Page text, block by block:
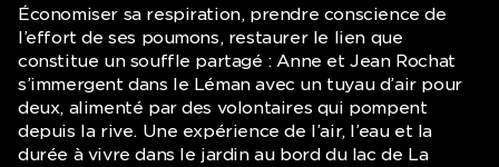
Économiser sa respiration, prendre conscience de
l’effort de ses poumons, restaurer le lien que
constitue un souffle partagé : Anne et Jean Rochat
s’immergent dans le Léman avec un tuyau d’air pour
deux, alimenté par des volontaires qui pompent
depuis la rive. Une expérience de l’air, l’eau et la
durée à vivre dans le jardin au bord du lac de La